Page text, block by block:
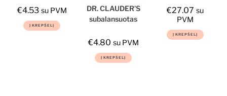
€4.53 su PVM
Į KREPŠELĮ
DR. CLAUDER’S
subalansuotas
maistas jaunų
sistemai 800g
€4.80 su PVM
Į KREPŠELĮ
Hypoallergenic,
2kg, sausas
maistas šunims
su ėriena
€27.07 su
PVM
Į KREPŠELĮ